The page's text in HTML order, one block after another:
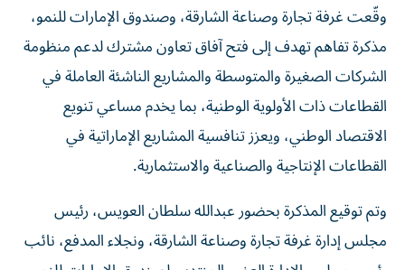
وقّعت غرفة تجارة وصناعة الشارقة، وصندوق الإمارات للنمو،
مذكرة تفاهم تهدف إلى فتح آفاق تعاون مشترك لدعم منظومة
الشركات الصغيرة والمتوسطة والمشاريع الناشئة العاملة في
القطاعات ذات الأولوية الوطنية، بما يخدم مساعي تنويع
الاقتصاد الوطني، ويعزز تنافسية المشاريع الإماراتية في
القطاعات الإنتاجية والصناعية والاستثمارية.
وتم توقيع المذكرة بحضور عبدالله سلطان العويس، رئيس
مجلس إدارة غرفة تجارة وصناعة الشارقة، ونجلاء المدفع، نائب